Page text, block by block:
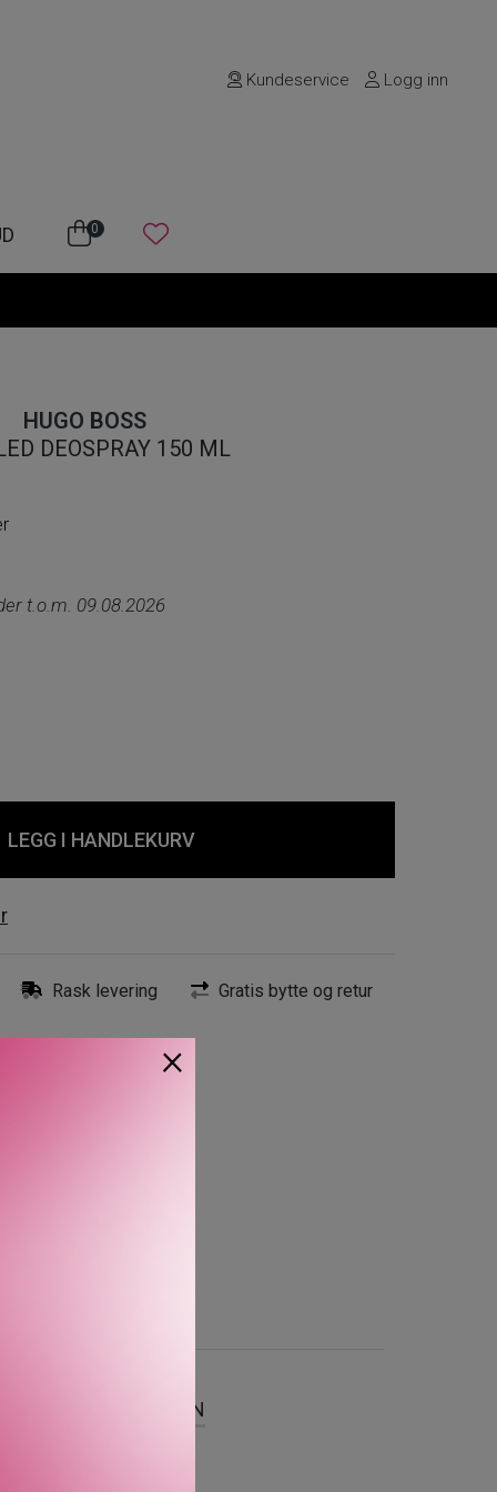
Kundeservice Logg inn
0
HUGO BOSS
DEOSPRAY 150 ML
t.o.m. 09.08.2026
LEGG I HANDLEKURV
Rask levering Gratis bytte og retur
OM MERKEVAREN
×